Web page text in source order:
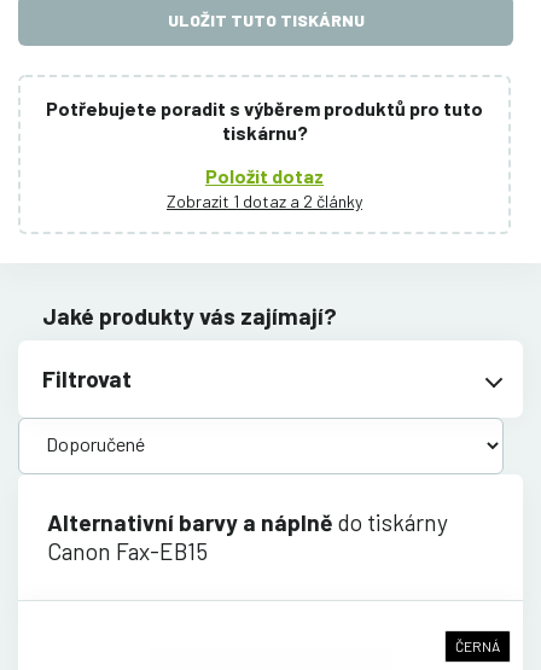
ULOŽIT TUTO TISKÁRNU
Potřebujete poradit s výběrem produktů pro tuto
tiskárnu?
Položit dotaz
Zobrazit 1 dotaz a 2 články
Jaké produkty vás zajímají?
Filtrovat
Alternativní barvy a náplně do tiskárny
Canon Fax-EB15
ČERNÁ